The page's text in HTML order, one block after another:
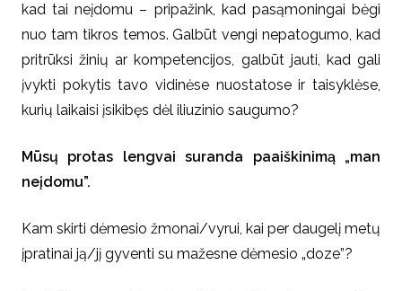
kad tai neįdomu – pripažink, kad pasąmoningai bėgi
nuo tam tikros temos. Galbūt vengi nepatogumo, kad
pritrūksi žinių ar kompetencijos, galbūt jauti, kad gali
įvykti pokytis tavo vidinėse nuostatose ir taisyklėse,
kurių laikaisi įsikibęs dėl iliuzinio saugumo?
Mūsų protas lengvai suranda paaiškinimą „man
neįdomu”.
Kam skirti dėmesio žmonai/vyrui, kai per daugelį metų
įpratinai ją/jį gyventi su mažesne dėmesio „doze”?